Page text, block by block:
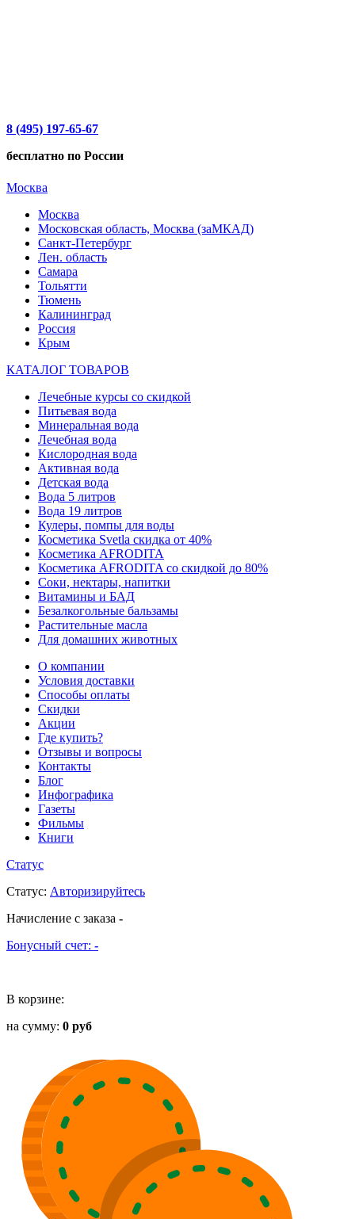
8 (495) 197-65-67
бесплатно по России
Москва
Москва
Московская область, Москва (заМКАД)
Санкт-Петербург
Лен. область
Самара
Тольятти
Тюмень
Калининград
Россия
Крым
КАТАЛОГ ТОВАРОВ
Лечебные курсы со скидкой
Питьевая вода
Минеральная вода
Лечебная вода
Кислородная вода
Активная вода
Детская вода
Вода 5 литров
Вода 19 литров
Кулеры, помпы для воды
Косметика Svetla скидка от 40%
Косметика AFRODITA
Косметика AFRODITA со скидкой до 80%
Соки, нектары, напитки
Витамины и БАД
Безалкогольные бальзамы
Растительные масла
Для домашних животных
О компании
Условия доставки
Способы оплаты
Скидки
Акции
Где купить?
Отзывы и вопросы
Контакты
Блог
Инфографика
Газеты
Фильмы
Книги
Статус
Статус: Авторизируйтесь
Начисление с заказа -
Бонусный счет: -
В корзине:
на сумму: 0 руб